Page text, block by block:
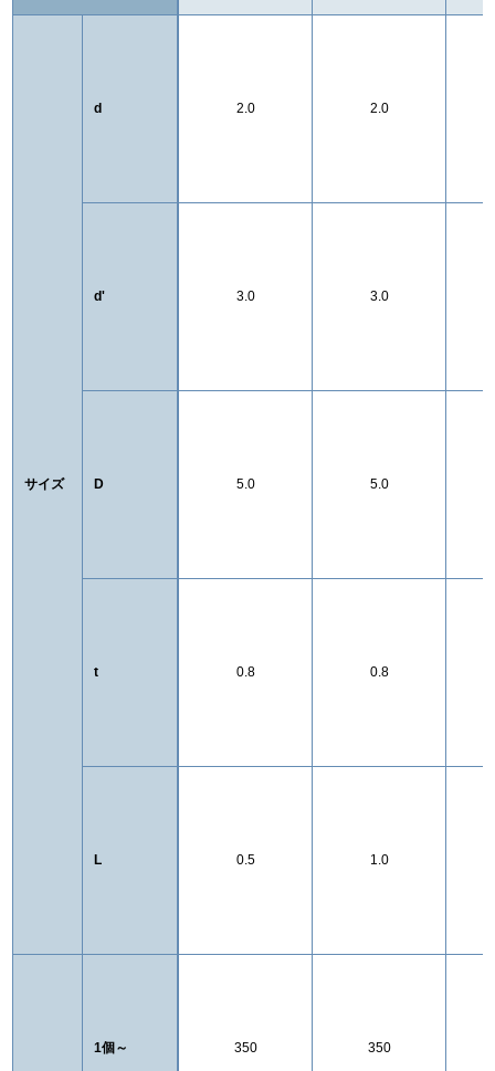
サイズ
d
d'
D
t
L
1個～
2.0 2.0
3.0 3.0
5.0 5.0
0.8 0.8
0.5 1.0
350 350